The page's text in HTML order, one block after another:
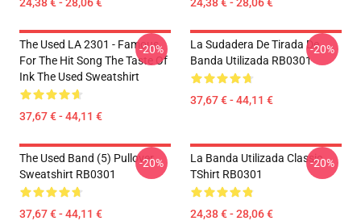
The Used LA 2301 - Famous
For The Hit Song The Taste Of
Ink The Used Sweatshirt
37,67 € - 44,11 €
-20%
La Sudadera De Tirada De
Banda Utilizada RB0301
37,67 € - 44,11 €
-20%
The Used Band (5) Pullover
Sweatshirt RB0301
37,67 € - 44,11 €
-20%
La Banda Utilizada Classic
TShirt RB0301
24,38 € - 28,06 €
-20%